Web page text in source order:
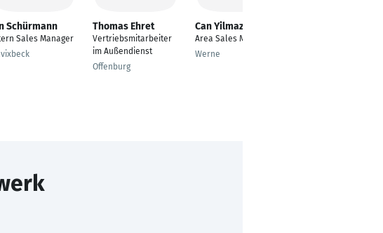
Schürmann
Sales Manager
Thomas Ehret
Vertriebsmitarbeiter
im Außendienst
Offenburg
Can Yilmaz
Area Sales Manager
Werne